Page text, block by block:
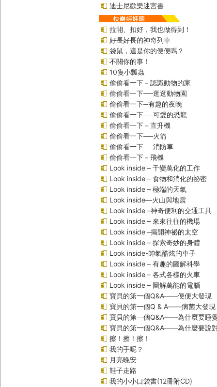
迪士尼歡樂迷宮書
拉開、扣好，我也做得到！
好長好長的神奇列車
袋鼠，這是你的便便嗎？
不關你的事！
10隻小瓢蟲
偷偷看一下－認識動物的家
偷偷看一下──逛逛動物園
偷偷看一下─有趣的夜晚
偷偷看一下──可愛的恐龍
偷偷看一下－直升機
偷偷看一下──火箭
偷偷看一下──消防車
偷偷看一下－飛機
Look inside – 千變萬化的工作
Look inside – 食物和消化的祕密
Look inside – 極端的天氣
Look inside—火山與地震
Look inside –神奇便利的交通工具
Look inside – 來來往往的機場
Look inside –揭開神祕的太空
Look inside – 探索奇妙的身體
Look inside-帥氣酷炫的車子
Look inside – 有趣的圖解科學
Look inside – 各式各樣的火車
Look inside – 圖解萬能的電腦
寶貝的第一個Q&A――便便大發現
寶貝的第一個Q & A――病菌大發現
寶貝的第一個Q&A——為什麼要睡
寶貝的第一個Q&A――為什麼要說
擦！擦！擦！
我的手呢？
月亮晚安
鞋子走路
我的小小口袋書(12冊附CD)